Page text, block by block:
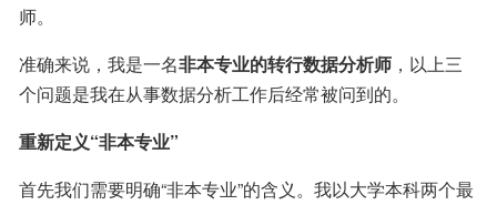
师。
准确来说，我是一名非本专业的转行数据分析师 ，以上三
个问题是我在从事数据分析工作后经常被问到的。
重新定义“非本专业”
首先我们需要明确“非本专业”的含义。我以大学本科两个最